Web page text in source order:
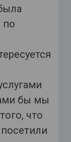
по
бы мы
что